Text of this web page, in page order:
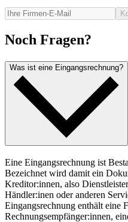
Noch Fragen?
Was ist eine Eingangsrechnung?
Eine Eingangsrechnung ist
Bezeichnet wird damit ein
Kreditor:innen, also
Händler:inen oder anderen
Eingangsrechnung enthält eine
Rechnungsempfänger:innen,